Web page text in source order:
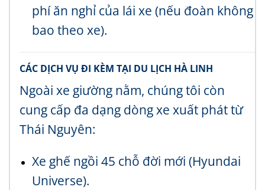
phí ăn nghỉ của lái xe (nếu đoàn không
bao theo xe).
CÁC DỊCH VỤ ĐI KÈM TẠI DU LỊCH HÀ LINH
Ngoài xe giường nằm, chúng tôi còn
cung cấp đa dạng dòng xe xuất phát từ
Thái Nguyên:
Xe ghế ngồi 45 chỗ đời mới (Hyundai
Universe).